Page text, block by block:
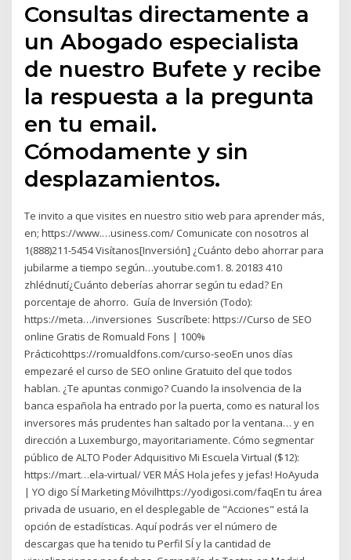
Consultas directamente a
un Abogado especialista
de nuestro Bufete y recibe
la respuesta a la pregunta
en tu email.
Cómodamente y sin
desplazamientos.
Te invito a que visites en nuestro sitio web para aprender más,
en; https://www.…usiness.com/ Comunicate con nosotros al
1(888)211-5454 Visítanos[Inversión] ¿Cuánto debo ahorrar para
jubilarme a tiempo según…youtube.com1. 8. 20183 410
zhlédnutí¿Cuánto deberías ahorrar según tu edad? En
porcentaje de ahorro. ️️ Guía de Inversión (Todo):
https://meta…/inversiones ️️ Suscríbete: https://Curso de SEO
online Gratis de Romuald Fons | 100%
Prácticohttps://romualdfons.com/curso-seoEn unos días
empezaré el curso de SEO online Gratuito del que todos
hablan. ¿Te apuntas conmigo? Cuando la insolvencia de la
banca española ha entrado por la puerta, como es natural los
inversores más prudentes han saltado por la ventana… y en
dirección a Luxemburgo, mayoritariamente. Cómo segmentar
público de ALTO Poder Adquisitivo Mi Escuela Virtual ($12):
https://mart…ela-virtual/ VER MÁS Hola jefes y jefas! HoAyuda
| YO digo SÍ Marketing Móvilhttps://yodigosi.com/faqEn tu área
privada de usuario, en el desplegable de "Acciones" está la
opción de estadísticas. Aquí podrás ver el número de
descargas que ha tenido tu Perfil SÍ y la cantidad de